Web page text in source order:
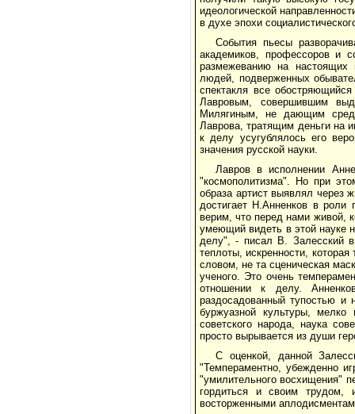
идеологической
в духе эпохи
События пьесы
академиков, профессоров и
размежеванию на настоящих
людей, подверженных
спектакля все
Лавровым, совершившим
Милягиным, не дающим
Лаврова, тратящим деньги на
к делу усугублялось его
значения русской науки.
Лавров в исполнении
"космополитизма". Но при
образа артист выявлял через
достигает Н.Анненков в
верим, что перед нами живой,
умеющий видеть в этой науке
делу", - писал В. Залесский
теплоты, искренности,
словом, не та сценическая
ученого. Это очень
отношении к делу.
раздосадованный тупостью и
буржуазной культуры,
советского народа, наука
просто вырывается из души
С оценкой, данной
"Темпераментно, убежденно
"умилительного восхищения"
гордиться и своим трудом,
восторженными